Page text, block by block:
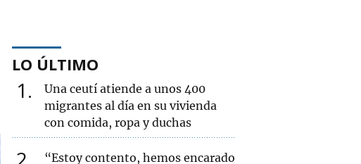
LO ÚLTIMO
1
Una ceutí atiende a unos 400
migrantes al día en su vivienda
con comida, ropa y duchas
“Estoy contento, hemos encarado